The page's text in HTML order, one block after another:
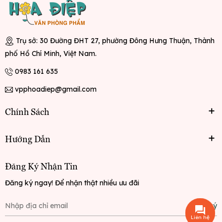
Trụ sở: 30 Đường ĐHT 27, phường Đông Hưng Thuận, Thành
phố Hồ Chí Minh, Việt Nam.
0983 161 635
vpphoadiep@gmail.com
Chính Sách
Hướng Dẫn
Đăng Ký Nhận Tin
Đăng ký ngay! Để nhận thật nhiều ưu đãi
Đăng ký
Liên hệ